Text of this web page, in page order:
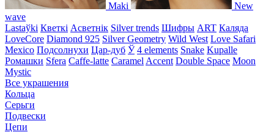
Maki
New
wave
Lastaўki Кветкі Асветнiк Silver trends Шифры ART Каляда
LoveCore Diamond 925 Silver Geometry Wild West Love Safari
Mexico Подсолнухи Цар-дуб Ў 4 elements Snake Kupalle
Ромашки Sfera Caffe-latte Caramel Accent Double Space Moon
Mystic
Все украшения
Кольца
Серьги
Подвески
Цепи